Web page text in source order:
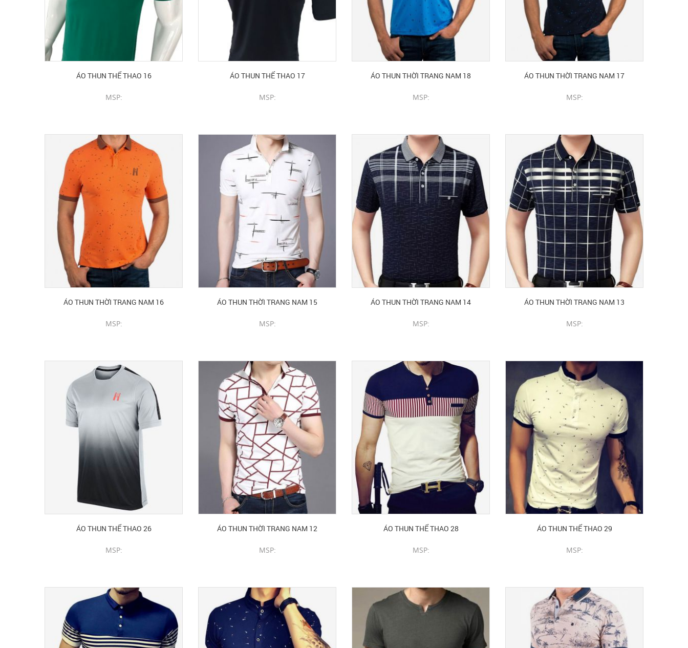
ÁO THUN THỂ THAO 16
MSP:
ÁO THUN THỂ THAO 17
MSP:
ÁO THUN THỜI TRANG NAM 18
MSP:
ÁO THUN THỜI TRANG NAM 17
MSP:
ÁO THUN THỜI TRANG NAM 16
MSP:
ÁO THUN THỜI TRANG NAM 15
MSP:
ÁO THUN THỜI TRANG NAM 14
MSP:
ÁO THUN THỜI TRANG NAM 13
MSP:
ÁO THUN THỂ THAO 26
MSP:
ÁO THUN THỜI TRANG NAM 12
MSP:
ÁO THUN THỂ THAO 28
MSP:
ÁO THUN THỂ THAO 29
MSP: